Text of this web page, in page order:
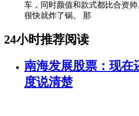
车，同时颜值和款式都比合资
很快就炸了锅。 那
24小时推荐阅读
南海发展股票：现在
度说清楚